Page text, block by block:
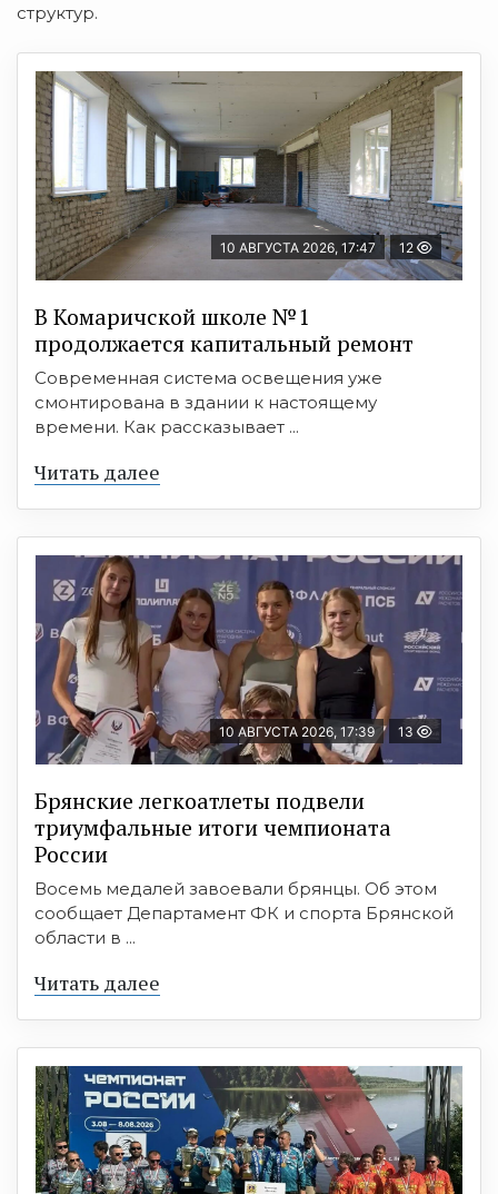
структур.
10 АВГУСТА 2026, 17:47 12
В Комаричской школе №1
продолжается капитальный ремонт
Современная система освещения уже
смонтирована в здании к настоящему
времени. Как рассказывает ...
Читать далее
10 АВГУСТА 2026, 17:39 13
Брянские легкоатлеты подвели
триумфальные итоги чемпионата
России
Восемь медалей завоевали брянцы. Об этом
сообщает Департамент ФК и спорта Брянской
области в ...
Читать далее